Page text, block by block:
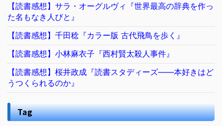
【読書感想】サラ・オーグルヴィ『世界最高の辞典を作っ
た名もなき人びと』
【読書感想】千田稔『カラー版 古代飛鳥を歩く』
【読書感想】小林麻衣子『西村賢太殺人事件』
【読書感想】桜井政成『読書スタディーズ――本好きはど
うつくられるのか』
Tag